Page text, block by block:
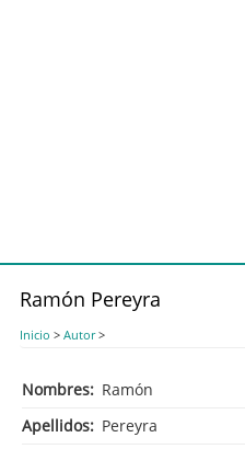
Ramón Pereyra
Inicio > Autor>
Nombres
Ramón
Apellidos
Pereyra